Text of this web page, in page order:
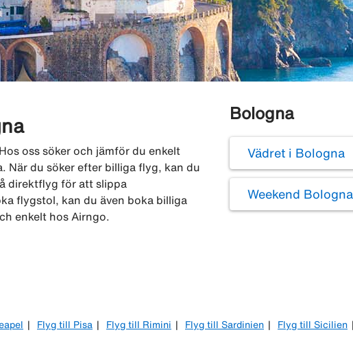
oss söker och jämför du enkelt
du söker efter billiga flyg, kan du
direktflyg för att slippa
flygstol, kan du även boka billiga
enkelt hos Airngo.
Bologna
Vädret i Bologna
Weekend Bologna
Flyg till Pisa Flyg till Rimini Flyg till Sardinien Flyg till Sicilien